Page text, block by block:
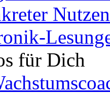
Nutzen
für Dich